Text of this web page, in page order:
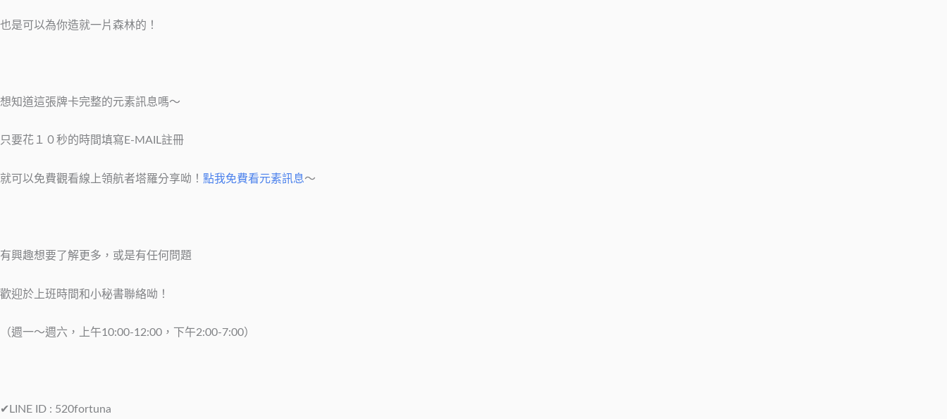
也是可以為你造就一片森林的！
想知道這張牌卡完整的元素訊息嗎～
只要花１０秒的時間填寫E-MAIL註冊
就可以免費觀看線上領航者塔羅分享呦！ 點我免費看元素訊息～
有興趣想要了解更多，或是有任何問題
歡迎於上班時間和小秘書聯絡呦！
（週一～週六，上午10:00-12:00，下午2:00-7:00）
✔LINE ID : 520fortuna